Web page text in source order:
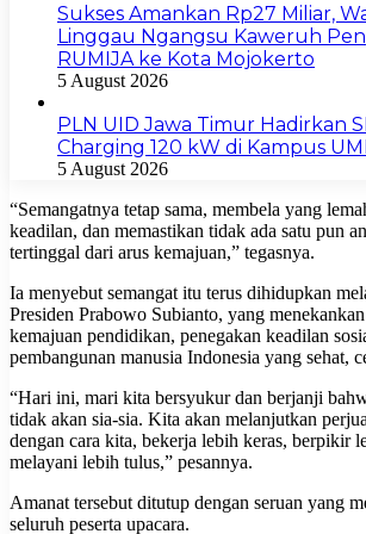
Sukses Amankan Rp27 Miliar,
Linggau Ngangsu Kaweruh
RUMIJA ke Kota Mojokerto
5 August 2026
PLN UID Jawa Timur Hadirkan
Charging 120 kW di Kampus
5 August 2026
“Semangatnya tetap sama, membela yang
keadilan, dan memastikan tidak ada satu pun
tertinggal dari arus kemajuan,” tegasnya.
Ia menyebut semangat itu terus dihidupkan
Presiden Prabowo Subianto, yang
kemajuan pendidikan, penegakan keadilan
pembangunan manusia Indonesia yang sehat,
“Hari ini, mari kita bersyukur dan berjanji
tidak akan sia-sia. Kita akan melanjutkan
dengan cara kita, bekerja lebih keras, berpikir
melayani lebih tulus,” pesannya.
Amanat tersebut ditutup dengan seruan yang
seluruh peserta upacara.